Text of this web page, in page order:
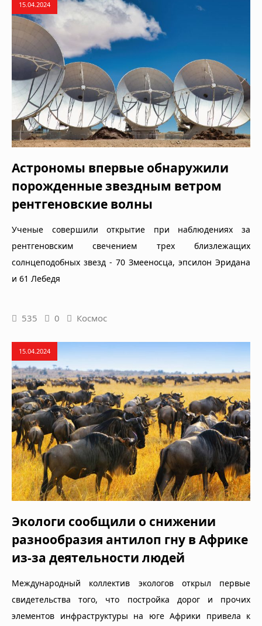
15.04.2024
Астрономы впервые обнаружили
порожденные звездным ветром
рентгеновские волны
Ученые совершили открытие при наблюдениях за
рентгеновским свечением трех близлежащих
солнцеподобных звезд - 70 Змееносца, эпсилон Эридана
и 61 Лебедя
535 0 Космос
15.04.2024
Экологи сообщили о снижении
разнообразия антилоп гну в Африке
из-за деятельности людей
Международный коллектив экологов открыл первые
свидетельства того, что постройка дорог и прочих
элементов инфраструктуры на юге Африки привела к